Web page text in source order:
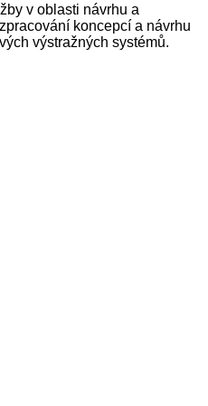
v oblasti návrhu a
koncepcí a návrhu
výstražných systémů.